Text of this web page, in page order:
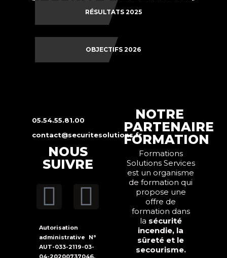
SERVICES
RÉSULTATS 2025
OBJECTIFS 2026
05.54.55.81.00
contact@securitesolutions.fr
NOUS
SUIVRE
Autorisation
administrative N°
AUT-033-2119-03-
04-20200737046.
NOTRE
PARTENAIRE
FORMATION
Formations
Solutions Services
est un organisme
de formation qui
propose une
offre de
formation dans
la sécurité
incendie, la
sûreté et le
secourisme.